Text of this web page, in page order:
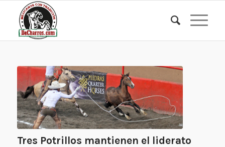
Tres Potrillos mantienen el liderato